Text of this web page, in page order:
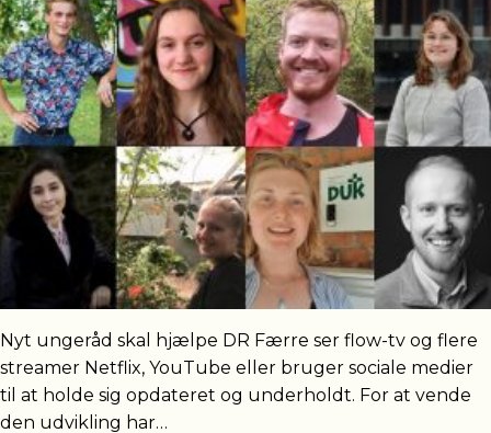
Nyt ungeråd skal hjælpe DR Færre ser flow-tv og flere
streamer Netflix, YouTube eller bruger sociale medier
til at holde sig opdateret og underholdt. For at vende
den udvikling har…